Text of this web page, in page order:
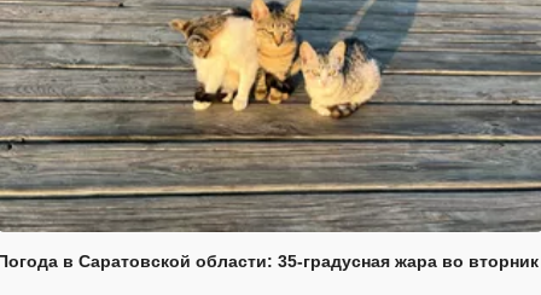
в Саратовской области: 35-градусная жара во вторник